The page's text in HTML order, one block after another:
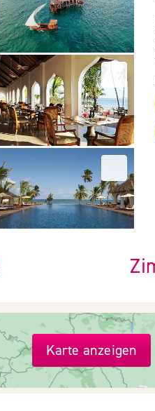
Karte anzeigen